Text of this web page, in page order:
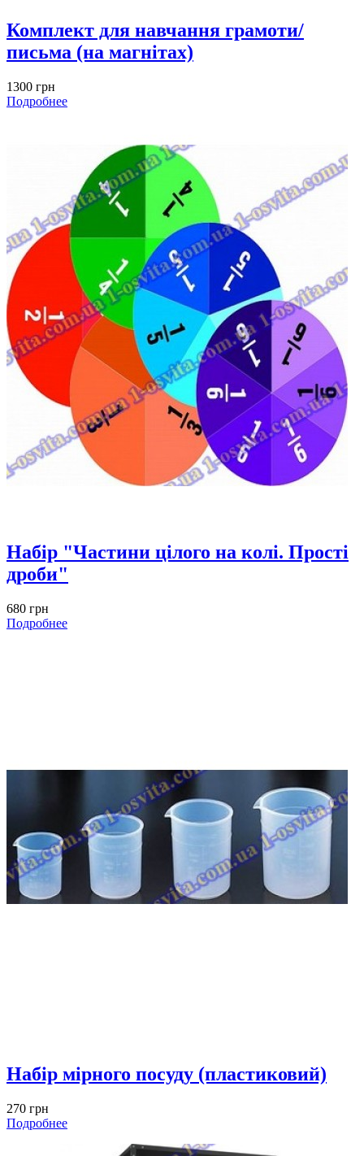
Комплект для навчання грамоти/
письма (на магнітах)
1300 грн
Подробнее
Набір "Частини цілого на колі. Прості
дроби"
680 грн
Подробнее
Набір мірного посуду (пластиковий)
270 грн
Подробнее